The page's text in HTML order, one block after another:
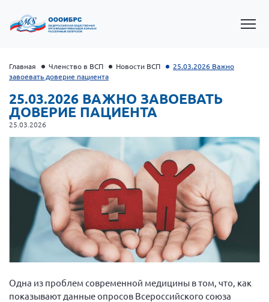
Президент Власов Я.В.
Первый вице-президент Кичигина Н. Ф.
Генеральный директор Матвиевская О.В.
Вице-президент Зрячева Н.В.
Вице-президент Шишлянников Ф.В.
Информационная служба
Главная Членство в ВСП Новости ВСП
25.03.2026 Важно
завоевать доверие пациента
25.03.2026 ВАЖНО ЗАВОЕВАТЬ
ДОВЕРИЕ ПАЦИЕНТА
25.03.2026
Одна из проблем современной медицины в том, что, как
показывают данные опросов Всероссийского союза